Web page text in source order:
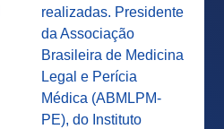
realizadas. Presidente
da Associação
Brasileira de Medicina
Legal e Perícia
Médica (ABMLPM-
PE), do Instituto